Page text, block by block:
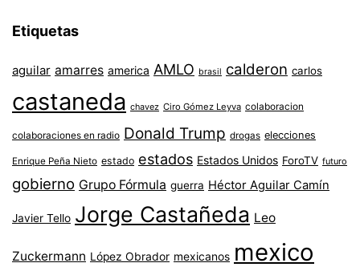
Etiquetas
aguilar amarres america AMLO brasil calderon carlos
castaneda chavez Ciro Gómez Leyva colaboracion
colaboraciones en radio Donald Trump drogas elecciones
Enrique Peña Nieto estado estados Estados Unidos ForoTV futuro
gobierno Grupo Fórmula guerra Héctor Aguilar Camín
Javier Tello Jorge Castañeda Leo
Zuckermann López Obrador mexicanos mexico